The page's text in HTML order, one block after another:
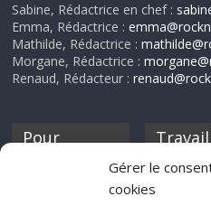
Gérer le
cookies
Sabine, Rédactrice en chef :
Emma, Rédactrice :
Mathilde, Rédactrice :
Morgane, Rédactrice :
Renaud, Rédacteur :
Pour
discothèque
Si tu